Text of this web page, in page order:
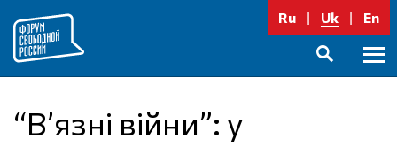
до
вмісту
Ru Uk En
“В’язні війни”: у